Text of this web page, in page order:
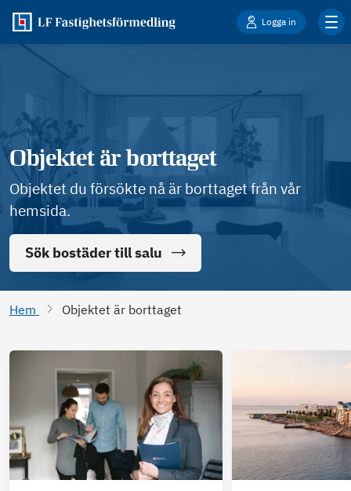
Logga in
Objektet är borttaget
Objektet du försökte nå är borttaget från vår
hemsida.
Sök bostäder till salu
Hem Objektet är borttaget